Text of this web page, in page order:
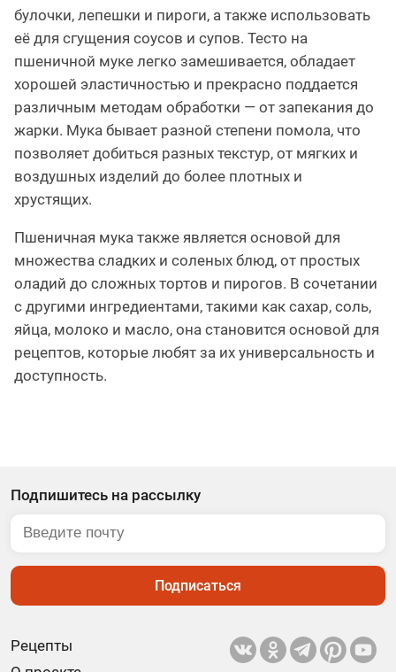
булочки, лепешки и пироги, а также использовать
её для сгущения соусов и супов. Тесто на
пшеничной муке легко замешивается, обладает
хорошей эластичностью и прекрасно поддается
различным методам обработки — от запекания до
жарки. Мука бывает разной степени помола, что
позволяет добиться разных текстур, от мягких и
воздушных изделий до более плотных и
хрустящих.
Пшеничная мука также является основой для
множества сладких и соленых блюд, от простых
оладий до сложных тортов и пирогов. В сочетании
с другими ингредиентами, такими как сахар, соль,
яйца, молоко и масло, она становится основой для
рецептов, которые любят за их универсальность и
доступность.
Рецепты
Подпишитесь на рассылку
Подписаться